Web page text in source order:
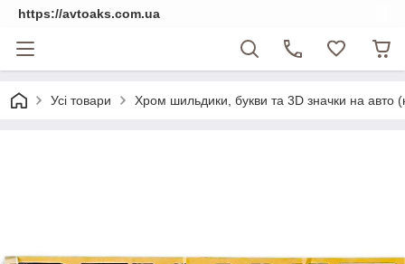
https://avtoaks.com.ua
Усі товари Хром шильдики, букви та 3D значки на авто